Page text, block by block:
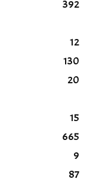
392
12
130
20
15
665
9
87